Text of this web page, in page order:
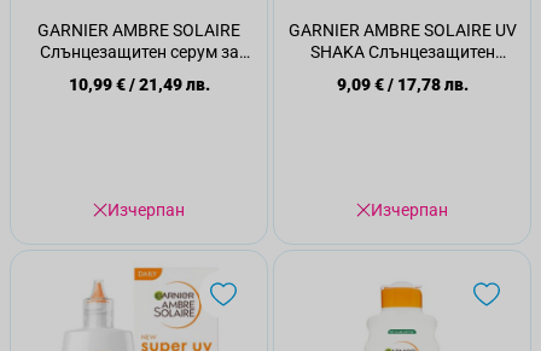
GARNIER AMBRE SOLAIRE
Слънцезащитен серум за
SPF50+, 30 мл
10,99 €/21,49 лв.
Изчерпан
GARNIER AMBRE SOLAIRE UV
SHAKA Слънцезащитен
9,09 €/ 17,78 лв.
Изчерпан